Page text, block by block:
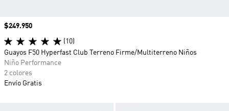
Precio
$249.950
(10)
Guayos F50 Hyperfast Club Terreno Firme/Multiterreno Niños
Niño Performance
2 colores
Envío Gratis